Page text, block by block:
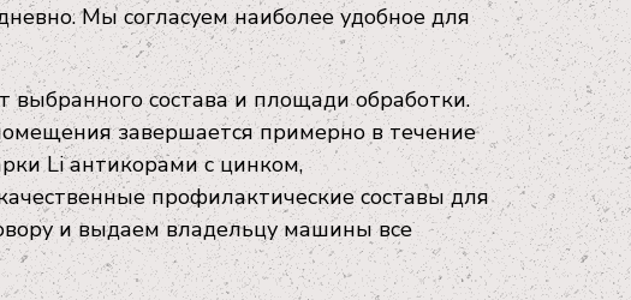
Мы согласуем наиболее удобное для
выбранного состава и площади обработки.
завершается примерно в течение
Li антикорами с цинком,
профилактические составы для
и выдаем владельцу машины все